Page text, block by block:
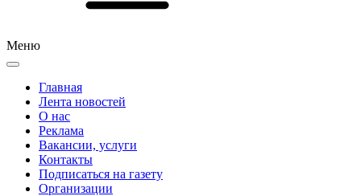
Меню
Главная
Лента новостей
О нас
Реклама
Вакансии, услуги
Контакты
Подписаться на газету
Организации